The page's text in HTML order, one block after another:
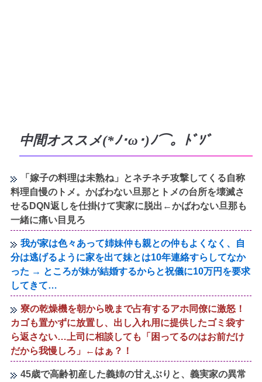
中間オススメ(*ﾉ･ω･)ﾉ⌒。ﾄﾞｿﾞ
「嫁子の料理は未熟ね」とネチネチ攻撃してくる自称
料理自慢のトメ。かばわない旦那とトメの台所を壊滅さ
せるDQN返しを仕掛けて実家に脱出←かばわない旦那も
一緒に痛い目見ろ
我が家は色々あって姉妹仲も親との仲もよくなく、自
分は逃げるように家を出て妹とは10年連絡すらしてなか
った → ところが妹が結婚するからと祝儀に10万円を要求
してきて…
寮の乾燥機を朝から晩まで占有するアホ同僚に激怒！
カゴも置かずに放置し、出し入れ用に提供したゴミ袋す
ら返さない…上司に相談しても「困ってるのはお前だけ
だから我慢しろ」←はぁ？！
45歳で高齢初産した義姉の甘えぶりと、義実家の異常